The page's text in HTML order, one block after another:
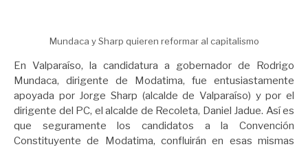
Mundaca y Sharp quieren reformar al capitalismo
En Valparaíso, la candidatura a gobernador de Rodrigo
Mundaca, dirigente de Modatima, fue entusiastamente
apoyada por Jorge Sharp (alcalde de Valparaíso) y por el
dirigente del PC, el alcalde de Recoleta, Daniel Jadue. Así es
que seguramente los candidatos a la Convención
Constituyente de Modatima, confluirán en esas mismas